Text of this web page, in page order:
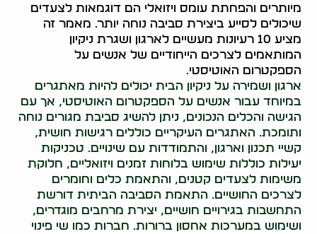
מיותרים והפחתת עומס ויזואלי הם דוגמאות לצעדים
שיכולים לסייע ביצירת סביבה נוחה יותר. מאמר זה
מציע 10 רעיונות מעשיים לארגון ושגרת ניקיון
המותאמים לצרכים הייחודיים של אנשים על
הספקטרום האוטיסטי.
ארגון ושמירה על ניקיון הבית יכולים להיות מאתגרים
במיוחד עבור אנשים על הספקטרום האוטיסטי, אך עם
הגישה והכלים הנכונים, ניתן להשיג סביבת מגורים נוחה
ותומכת. האתגרים העיקריים כוללים רגישות חושית,
קשיי תכנון וארגון, והתמודדות עם שינויים. טכניקות
יעילות כוללות שימוש בלוחות זמנים ויזואליים, חלוקת
משימות לצעדים קטנים, והתאמת כלים וחומרים
לצרכים החושיים. התאמת הסביבה הביתית דורשת
התחשבות בגירויים חושיים, יצירת מרחבים מוגדרים,
ושימוש במערכות אחסון ברורות. חברות כמו שי פינוי